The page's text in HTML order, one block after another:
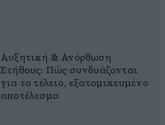
Αυξητική & Ανόρθωση
Στήθους: Πώς συνδυάζονται
για το τέλειο, εξατομικευμένο
αποτέλεσμα